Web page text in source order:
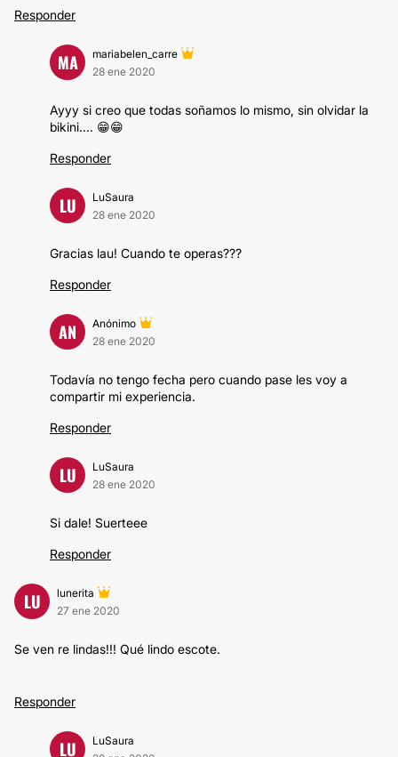
Responder
MA
mariabelen_carre
28 ene 2020
Ayyy si creo que todas soñamos lo mismo, sin olvidar la
bikini.... 😁😁
Responder
LU
LuSaura
28 ene 2020
Gracias lau! Cuando te operas???
Responder
AN
Anónimo
28 ene 2020
Todavía no tengo fecha pero cuando pase les voy a
compartir mi experiencia.
Responder
LU
LuSaura
28 ene 2020
Si dale! Suerteee
Responder
LU
lunerita
27 ene 2020
Se ven re lindas!!! Qué lindo escote.
Responder
LU
LuSaura